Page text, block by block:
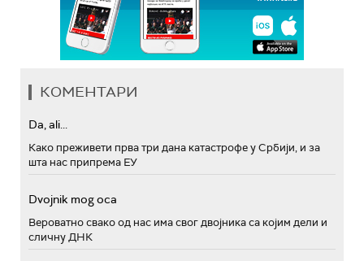
КОМЕНТАРИ
Da, ali...
Како преживети прва три дана катастрофе у Србији, и за
шта нас припрема ЕУ
Dvojnik mog oca
Вероватно свако од нас има свог двојника са којим дели и
сличну ДНК